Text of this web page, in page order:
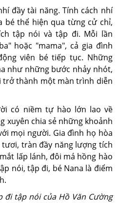
đầy tài năng. Tính cách nhí
bé thể hiện qua từng cử chỉ,
tập nói và tập đi. Mỗi lần
hoặc "mama", cả gia đình
viên bé tiếp tục. Những
như những bước nhảy nhót,
trở thành một màn trình diễn
có niềm tự hào lớn lao về
xuyên chia sẻ những khoảnh
mọi người. Gia đình họ hòa
tràn đầy năng lượng tích
lấp lánh, đôi má hồng hào
nói, tập đi, bé Nana là điểm
đi tập nói của Hồ Văn Cường